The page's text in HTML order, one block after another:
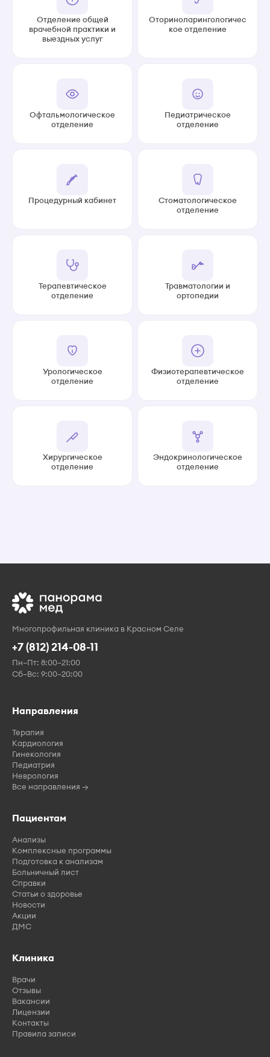
Отделение общей
врачебной практики и
выездных услуг
Оториноларингологичес
кое отделение
Офтальмологическое
отделение
Педиатрическое
отделение
Процедурный кабинет
Стоматологическое
отделение
Терапевтическое
отделение
Травматологии и
ортопедии
Урологическое
отделение
Физиотерапевтическое
отделение
Хирургическое
отделение
Эндокринологическое
отделение
Многопрофильная клиника в Красном Селе
+7 (812) 214-08-11
Пн–Пт: 8:00–21:00
Сб–Вс: 9:00–20:00
Направления
Терапия
Кардиология
Гинекология
Педиатрия
Неврология
Все направления →
Пациентам
Анализы
Комплексные программы
Подготовка к анализам
Больничный лист
Справки
Статьи о здоровье
Новости
Акции
ДМС
Клиника
Врачи
Отзывы
Вакансии
Лицензии
Контакты
Правила записи